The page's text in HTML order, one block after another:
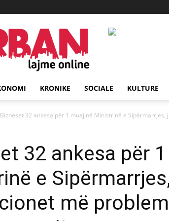
URBAN
Lajme
KRONIKE SOCIALE KULTURE
Bizneset 32 ankesa për 1 muaj në Ministrinë e Sipërmarrjes,
32 ankesa për
e
më